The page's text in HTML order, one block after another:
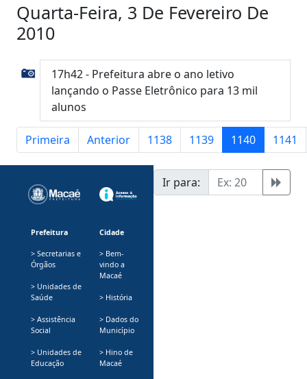
Quarta-Feira, 3 De Fevereiro De
2010
17h42 - Prefeitura abre o ano letivo
lançando o Passe Eletrônico para 13 mil
alunos
Primeira Anterior 1138 1139 1140 1141
Ir para:
Prefeitura
> Secretarias e
Órgãos
> Unidades de
Saúde
> Assistência
Social
> Unidades de
Educação
Cidade
> Bem-
vindo a
Macaé
> História
> Dados do
Município
> Hino de
Macaé